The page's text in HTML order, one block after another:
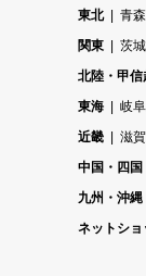
東北
青
関東
茨
北陸・甲信
東海
岐
近畿
滋
中国・四国
九州・沖縄
ネットショ